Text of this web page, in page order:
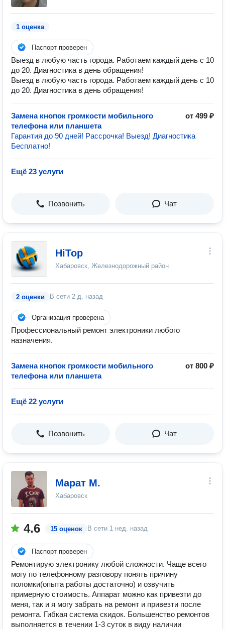
1 оценка
Паспорт проверен
Выезд в любую часть города. Работаем каждый день с 10
до 20. Диагностика в день обращения!
Выезд в любую часть города. Работаем каждый день с 10
до 20. Диагностика в день обращения!
Замена кнопок громкости мобильного
телефона или планшета
от 499 ₽
Гарантия до 90 дней! Рассрочка! Выезд! Диагностика
Бесплатно!
Ещё 23 услуги
Позвонить Чат
HiTop
Хабаровск, Железнодорожный район
2 оценки В сети 2 д. назад
Организация проверена
Профессиональный ремонт электроники любого
назначения.
Замена кнопок громкости мобильного
телефона или планшета
от 800 ₽
Ещё 22 услуги
Позвонить Чат
Марат М.
Хабаровск
4.6 15 оценок В сети 1 нед. назад
Паспорт проверен
Ремонтирую электронику любой сложности. Чаще всего
могу по телефонному разговору понять причину
поломки(опыта работы достаточно) и озвучить
примерную стоимость. Аппарат можно как привезти до
меня, так и я могу забрать на ремонт и привезти после
ремонта. Гибкая система скидок. Большенство ремонтов
выполняется в течении 1-3 суток в виду наличии